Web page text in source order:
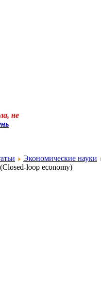
не
Экономические науки
loop economy)